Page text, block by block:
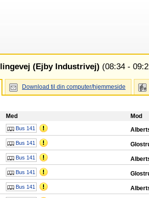
(Ejby Industrivej) (08:34 -
Download til din computer/hjemmeside
Med
Mod
Bus 141
Bus 141
Bus 141
Bus 141
Bus 141